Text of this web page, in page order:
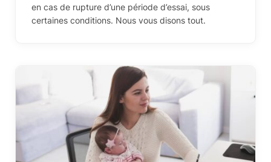
en cas de rupture d’une période d’essai, sous
certaines conditions. Nous vous disons tout.